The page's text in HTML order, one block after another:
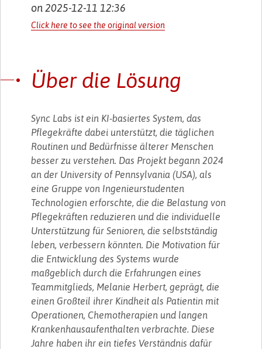
on 2025-12-11 12:36
Click here to see the original version
Über die Lösung
Sync Labs ist ein KI-basiertes System, das
Pflegekräfte dabei unterstützt, die täglichen
Routinen und Bedürfnisse älterer Menschen
besser zu verstehen. Das Projekt begann 2024
an der University of Pennsylvania (USA), als
eine Gruppe von Ingenieurstudenten
Technologien erforschte, die die Belastung von
Pflegekräften reduzieren und die individuelle
Unterstützung für Senioren, die selbstständig
leben, verbessern könnten. Die Motivation für
die Entwicklung des Systems wurde
maßgeblich durch die Erfahrungen eines
Teammitglieds, Melanie Herbert, geprägt, die
einen Großteil ihrer Kindheit als Patientin mit
Operationen, Chemotherapien und langen
Krankenhausaufenthalten verbrachte. Diese
Jahre haben ihr ein tiefes Verständnis dafür